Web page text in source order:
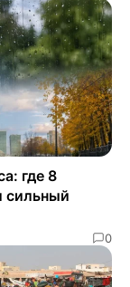
где 8
сильный
0